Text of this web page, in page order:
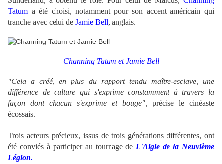
Tatum a été choisi, notamment pour son accent américain qui
tranche avec celui de Jamie Bell, anglais.
Channing Tatum et Jamie Bell
"Cela a créé, en plus du rapport tendu maître-esclave, une
différence de culture qui s'exprime constamment à travers la
façon dont chacun s'exprime et bouge",
précise le cinéaste
écossais.
Trois acteurs précieux, issus de trois générations différentes, ont
été conviés à participer au tournage de L'Aigle de la Neuvième
Légion.